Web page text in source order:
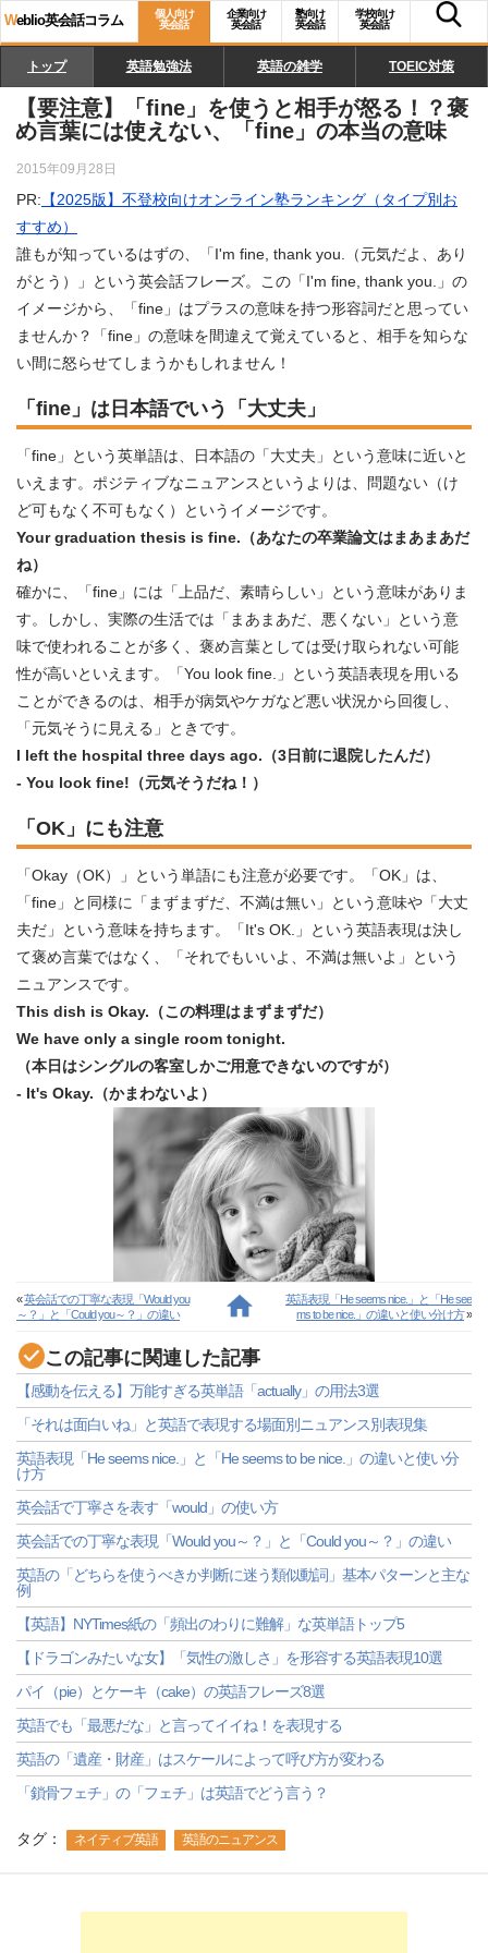
Weblio英会話コラム
個人向け
英会話
企業向け
英会話
塾向け
英会話
学校向け
英会話
トップ 英語勉強法 英語の雑学 TOEIC対策
【要注意】「fine」を使うと相手が怒る！？褒
め言葉には使えない、「fine」の本当の意味
2015年09月28日
PR: 【2025版】不登校向けオンライン塾ランキング（タイプ別お
すすめ）
誰もが知っているはずの、「I'm fine, thank you.（元気だよ、あり
がとう）」という英会話フレーズ。この「I'm fine, thank you.」の
イメージから、「fine」はプラスの意味を持つ形容詞だと思ってい
ませんか？「fine」の意味を間違えて覚えていると、相手を知らな
い間に怒らせてしまうかもしれません！
「fine」は日本語でいう「大丈夫」
「fine」という英単語は、日本語の「大丈夫」という意味に近いと
いえます。ポジティブなニュアンスというよりは、問題ない（け
ど可もなく不可もなく）というイメージです。
Your graduation thesis is fine.（あなたの卒業論文はまあまあだ
ね）
確かに、「fine」には「上品だ、素晴らしい」という意味がありま
す。しかし、実際の生活では「まあまあだ、悪くない」という意
味で使われることが多く、褒め言葉としては受け取られない可能
性が高いといえます。「You look fine.」という英語表現を用いる
ことができるのは、相手が病気やケガなど悪い状況から回復し、
「元気そうに見える」ときです。
I left the hospital three days ago.（3日前に退院したんだ）
- You look fine!（元気そうだね！）
「OK」にも注意
「Okay（OK）」という単語にも注意が必要です。「OK」は、
「fine」と同様に「まずまずだ、不満は無い」という意味や「大丈
夫だ」という意味を持ちます。「It's OK.」という英語表現は決し
て褒め言葉ではなく、「それでもいいよ、不満は無いよ」という
ニュアンスです。
This dish is Okay.（この料理はまずまずだ）
We have only a single room tonight.
（本日はシングルの客室しかご用意できないのですが）
- It's Okay.（かまわないよ）
«英会話での丁寧な表現「Would you
～？」と「Could you～？」の違い
英語表現「He seems nice.」と「He see
ms to be nice.」の違いと使い分け方»
この記事に関連した記事
【感動を伝える】万能すぎる英単語「actually」の用法3選
「それは面白いね」と英語で表現する場面別ニュアンス別表現集
英語表現「He seems nice.」と「He seems to be nice.」の違いと使い分
け方
英会話で丁寧さを表す「would」の使い方
英会話での丁寧な表現「Would you～？」と「Could you～？」の違い
英語の「どちらを使うべきか判断に迷う類似動詞」基本パターンと主な
例
【英語】NYTimes紙の「頻出のわりに難解」な英単語トップ5
【ドラゴンみたいな女】「気性の激しさ」を形容する英語表現10選
パイ（pie）とケーキ（cake）の英語フレーズ8選
英語でも「最悪だな」と言ってイイね！を表現する
英語の「遺産・財産」はスケールによって呼び方が変わる
「鎖骨フェチ」の「フェチ」は英語でどう言う？
タグ： ネイティブ英語 英語のニュアンス